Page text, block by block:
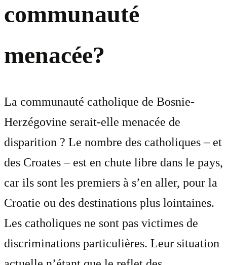
communauté
menacée?
La communauté catholique de Bosnie-
Herzégovine serait-elle menacée de
disparition ? Le nombre des catholiques – et
des Croates – est en chute libre dans le pays,
car ils sont les premiers à s’en aller, pour la
Croatie ou des destinations plus lointaines.
Les catholiques ne sont pas victimes de
discriminations particulières. Leur situation